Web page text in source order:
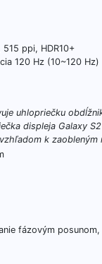
ppi, HDR10+
120 Hz (10~120 Hz)
uhlopriečku
displeja Galaxy
k
fázovým